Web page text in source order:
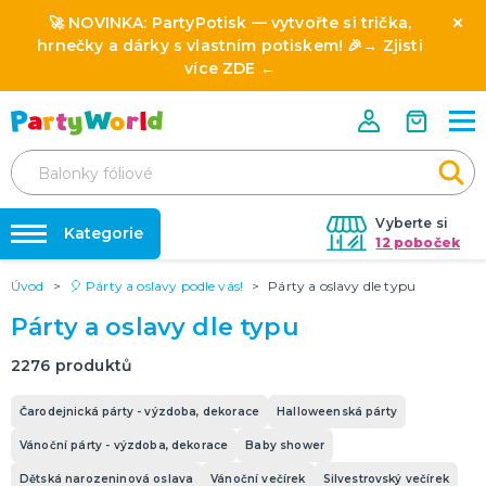
🚀 NOVINKA: PartyPotisk — vytvořte si trička,
hrnečky a dárky s vlastním potiskem! 🎉→ Zjisti
více ZDE ←
Vyberte si
12 poboček
❤️ Rozlučky se svobodou ❤️
Dárky s potiskem
🎨 POTISK NA MÍRU
Kategorie
⭐ HVĚZDY PRODEJŮ A NOVINKY
Novinka: Licencované produkty z pohádek a filmů
Oktoberfest 19.9. - 4.10. 2026
Mikuláš
Vánoce
Silvestr
Svatý Valentýn 14.2.
Masopust & karnevaly
Mezinárodní den žen (MDŽ) 8.3.
Den svatého Patrika 17.3.
Den učitelů 28.3.
Velikonoce 6.4.
Pálení čarodejnic 30.4.
1. máj svátek zamilovaných 1.5.
Den matek 10.5.
Den otců 21.6.
Konec školního roku 30.6.
DALŠÍ KATEGORIE
Úvod 🎈 Párty a oslavy podle vás! Párty a oslavy dle typu
Párty a oslavy dle typu
2276 produktů
Čarodejnická párty - výzdoba, dekorace Halloweenská párty
Vánoční párty - výzdoba, dekorace Baby shower
Dětská narozeninová oslava Vánoční večírek Silvestrovský večírek